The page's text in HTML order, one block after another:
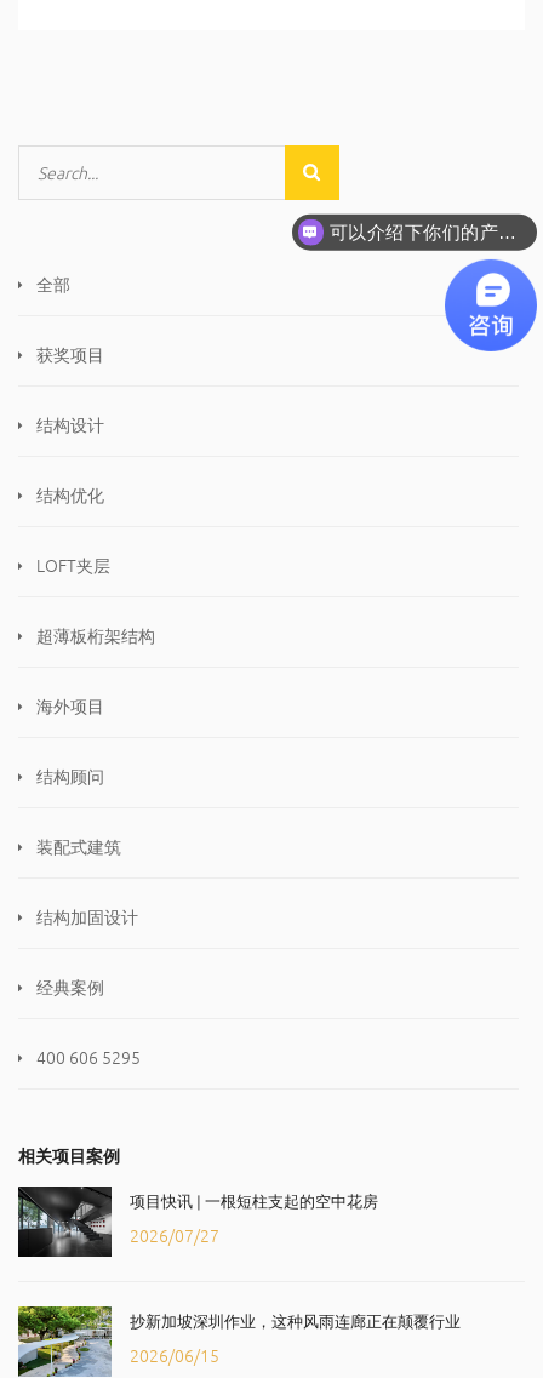
全部
获奖项目
结构设计
结构优化
LOFT夹层
超薄板桁架结构
海外项目
结构顾问
装配式建筑
结构加固设计
经典案例
400 606 5295
相关项目案例
项目快讯 | 一根短柱支起的空中花房
2026/07/27
抄新加坡深圳作业，这种风雨连廊正在颠覆行业
2026/06/15
可以介绍下你们的产品么